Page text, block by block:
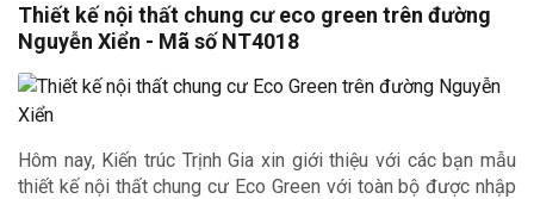
Thiết kế nội thất chung cư eco green trên đường
Nguyễn Xiển - Mã số NT4018
Hôm nay, Kiến trúc Trịnh Gia xin giới thiệu với các bạn mẫu
thiết kế nội thất chung cư Eco Green với toàn bộ được nhập